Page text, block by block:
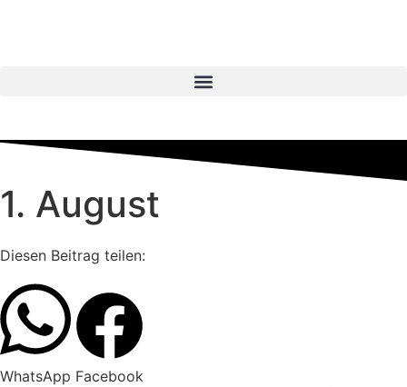
1. August
Diesen Beitrag teilen:
WhatsApp Facebook